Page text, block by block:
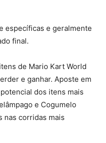
específicas e geralmente
final.
de Mario Kart World
e ganhar. Aposte em
dos itens mais
e Cogumelo
nas corridas mais